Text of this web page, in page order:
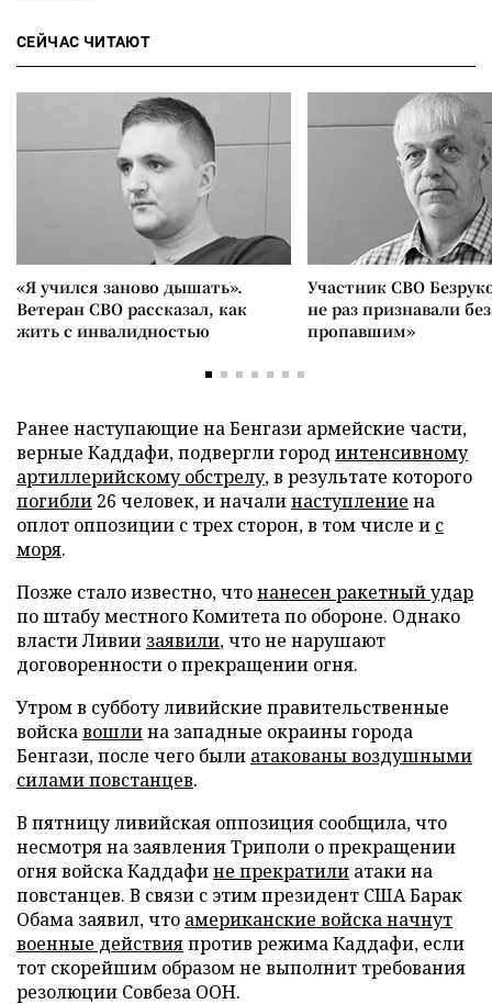
СЕЙЧАС ЧИТАЮТ
«Я учился заново дышать».
Ветеран СВО рассказал, как
жить с инвалидностью
Участник СВО
не раз признавали
пропавшим»
Ранее наступающие на Бенгази армейские части,
верные Каддафи, подвергли город интенсивному
артиллерийскому обстрелу, в результате которого
погибли 26 человек, и началинаступление на
оплот оппозиции с трех сторон, в том числе и с
моря.
Позже стало известно, чтонанесен ракетный удар
по штабу местного Комитета по обороне. Однако
власти Ливии заявили, что не нарушают
договоренности о прекращении огня.
Утром в субботу ливийские правительственные
войскавошлина западные окраины города
Бенгази, после чего были атакованы воздушными
силами повстанцев.
В пятницу ливийская оппозиция сообщила, что
несмотря на заявления Триполи о прекращении
огня войска Каддафине прекратили атаки на
повстанцев. В связи с этим президент США Барак
Обама заявил, что американские войска начнут
военные действияпротив режима Каддафи, если
тот скорейшим образом не выполнит требования
резолюции Совбеза ООН.